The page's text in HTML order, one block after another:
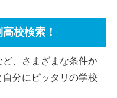
校検索！
、さまざまな条件か
分にピッタリの学校